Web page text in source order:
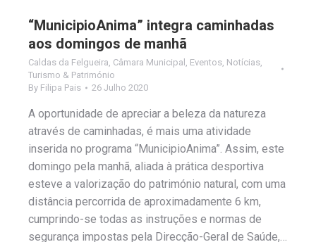
“MunicipioAnima” integra caminhadas
aos domingos de manhã
Caldas da Felgueira Câmara Municipal Eventos Notícias
Turismo & Património
By Filipa Pais 26 Julho 2020
A oportunidade de apreciar a beleza da natureza
através de caminhadas, é mais uma atividade
inserida no programa “MunicipioAnima”. Assim, este
domingo pela manhã, aliada à prática desportiva
esteve a valorização do património natural, com uma
distância percorrida de aproximadamente 6 km,
cumprindo-se todas as instruções e normas de
segurança impostas pela Direcção-Geral de Saúde,…